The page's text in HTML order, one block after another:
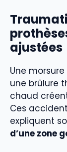
ajustées
Une
une brûlure
chaud
Ces
expliquent
d’une zone